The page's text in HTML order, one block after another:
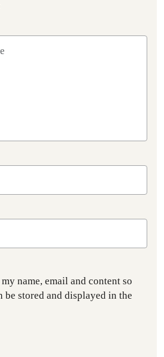
name, email and content so
be stored and displayed in the